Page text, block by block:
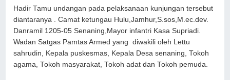
Hadir Tamu undangan pada pelaksanaan kunjungan tersebut
diantaranya . Camat ketungau Hulu,Jamhur,S.sos,M.ec.dev.
Danramil 1205-05 Senaning,Mayor infantri Kasa Supriadi.
Wadan Satgas Pamtas Armed yang diwakili oleh Lettu
sahrudin, Kepala puskesmas, Kepala Desa senaning, Tokoh
agama, Tokoh masyarakat, Tokoh adat dan Tokoh pemuda.